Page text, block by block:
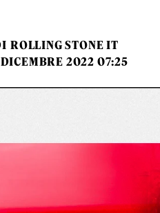
ROLLING STONE IT
2022 07:25